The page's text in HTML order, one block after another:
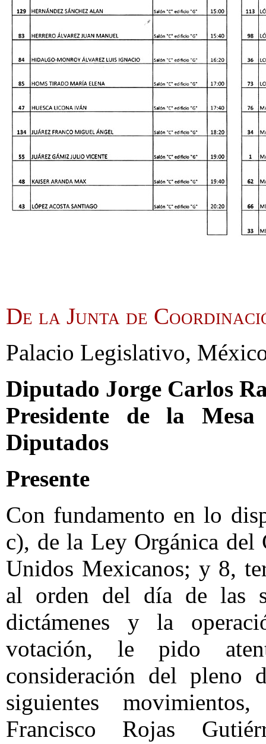
De la Junta de
Palacio Legislativo,
Diputado Jorge Carlos
Presidente de la
Diputados
Presente
Con fundamento en lo
c), de la Ley Orgánica del
Unidos Mexicanos; y 8,
al orden del día de las
dictámenes y la
votación, le pido
consideración del pleno
siguientes
Francisco Rojas